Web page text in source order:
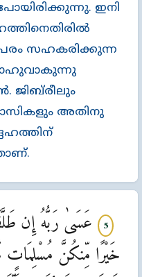
ഇനി
സഹകരിക്കുന്ന
ജിബ്‌രീലും
അതിനു
5
عَسَىٰ رَبُّهُ إِن
خَيْرًا مِّنكُنَّ مُسْلِمَاتٍ